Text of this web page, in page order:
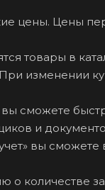
цены. Цены
товары в
изменении
сможете
и
вы сможете
о количестве